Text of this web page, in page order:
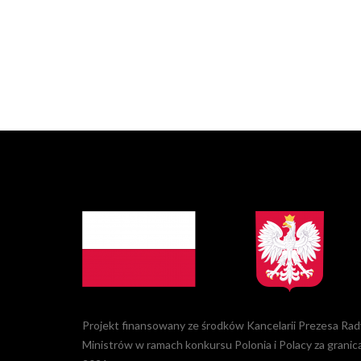
Projekt finansowany ze środków Kancelarii Prezesa
Ministrów w ramach konkursu Polonia i Polacy za